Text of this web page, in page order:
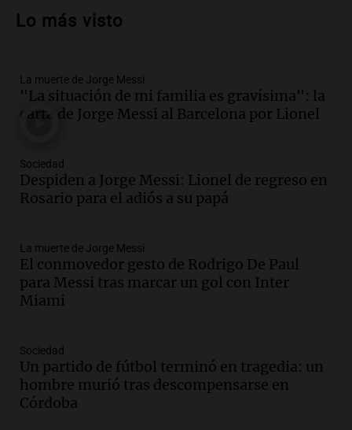
vehículos desde un puente
Audio.Tragedia en Mendoza: un muerto
y cinco heridos tras caer dos autos desde
un puente
Episodios
Audio.Messi llegará esta noche a
Rosario para acompañar a su familia
Episodios
Audio.Ley de Propiedad Privada: el revés
en el Congreso expuso una debilidad
comunicacional del Gobierno
Episodios
Audio.Casabindo se prepara para una
celebración única: 30.000 turistas y el
tradicional Toreo de la Vincha
Lo más visto
La muerte de Jorge Messi
"La situación de mi familia es gravísima": la
carta de Jorge Messi al Barcelona por Lionel
Sociedad
Despiden a Jorge Messi: Lionel de regreso en
Rosario para el adiós a su papá
La muerte de Jorge Messi
El conmovedor gesto de Rodrigo De Paul
para Messi tras marcar un gol con Inter
Miami
Sociedad
Un partido de fútbol terminó en tragedia: un
hombre murió tras descompensarse en
Córdoba